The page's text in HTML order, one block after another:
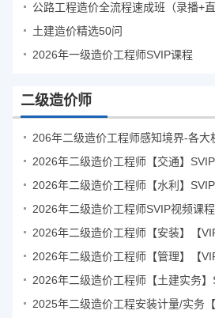
土建造价精选50问
2026年一级造价工程师SVIP课程
二级造价师
206年二级造价工程师感知境界-各大
2026年二级造价工程师【交通】SVIP
2026年二级造价工程师【水利】SVIP
2026年二级造价工程师SVIP视频课程
2026年二级造价工程师【安装】【
2026年二级造价工程师【管理】【
2026年二级造价工程师【土建实务】